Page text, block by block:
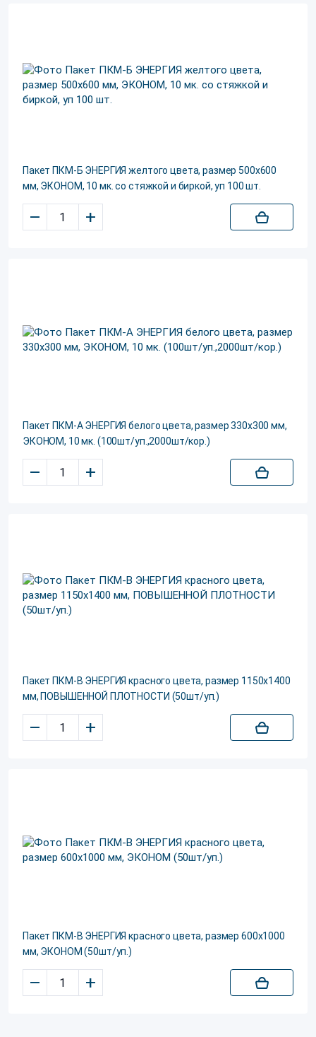
Пакет ПКМ-Б ЭНЕРГИЯ желтого цвета, размер 500х600
мм, ЭКОНОМ, 10 мк. со стяжкой и биркой, уп 100 шт.
– +
Пакет ПКМ-А ЭНЕРГИЯ белого цвета, размер 330х300 мм,
ЭКОНОМ, 10 мк. (100шт/уп.,2000шт/кор.)
– +
Пакет ПКМ-В ЭНЕРГИЯ красного цвета, размер 1150х1400
мм, ПОВЫШЕННОЙ ПЛОТНОСТИ (50шт/уп.)
– +
Пакет ПКМ-В ЭНЕРГИЯ красного цвета, размер 600х1000
мм, ЭКОНОМ (50шт/уп.)
– +